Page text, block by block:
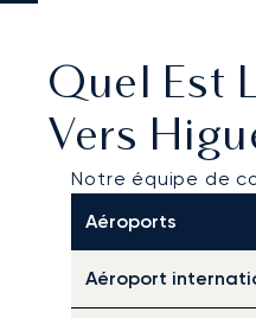
Quel Est
Vers
Notre équipe de
Aéroports
Aéroport